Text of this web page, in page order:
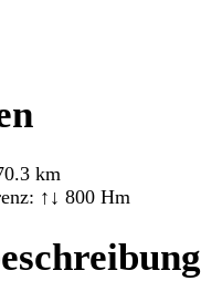
km
↑↓ 800 Hm